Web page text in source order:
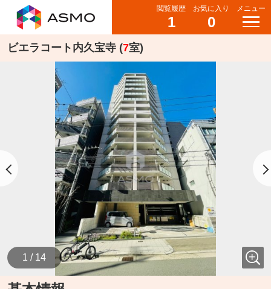
閲覧履歴
1
お気に入り
0
メニュー
ビエラコート内久宝寺 (7室)
1 / 14